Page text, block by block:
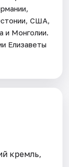
США,
и Монголии.
Елизаветы
кремль,